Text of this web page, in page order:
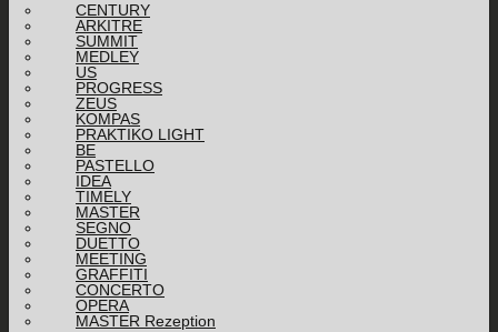
CENTURY
ARKITRE
SUMMIT
MEDLEY
US
PROGRESS
ZEUS
KOMPAS
PRAKTIKO LIGHT
BE
PASTELLO
IDEA
TIMELY
MASTER
SEGNO
DUETTO
MEETING
GRAFFITI
CONCERTO
OPERA
MASTER Rezeption